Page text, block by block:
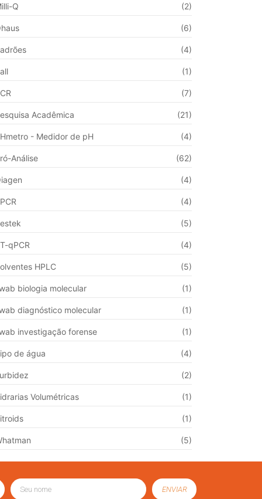
Q (2)
(6)
(4)
(1)
(7)
Acadêmica (21)
- Medidor de pH (4)
Análise (62)
(4)
(4)
(5)
qPCR (4)
HPLC (5)
biologia molecular (1)
diagnóstico molecular (1)
investigação forense (1)
de água (4)
(2)
Volumétricas (1)
(1)
(5)
ENVIAR